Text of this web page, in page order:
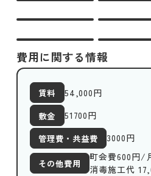
費用に関する情報
賃料 54,000円
敷金
51700円
管理費・共益費
3000円
その他費用
町会費600円/
消毒施工代